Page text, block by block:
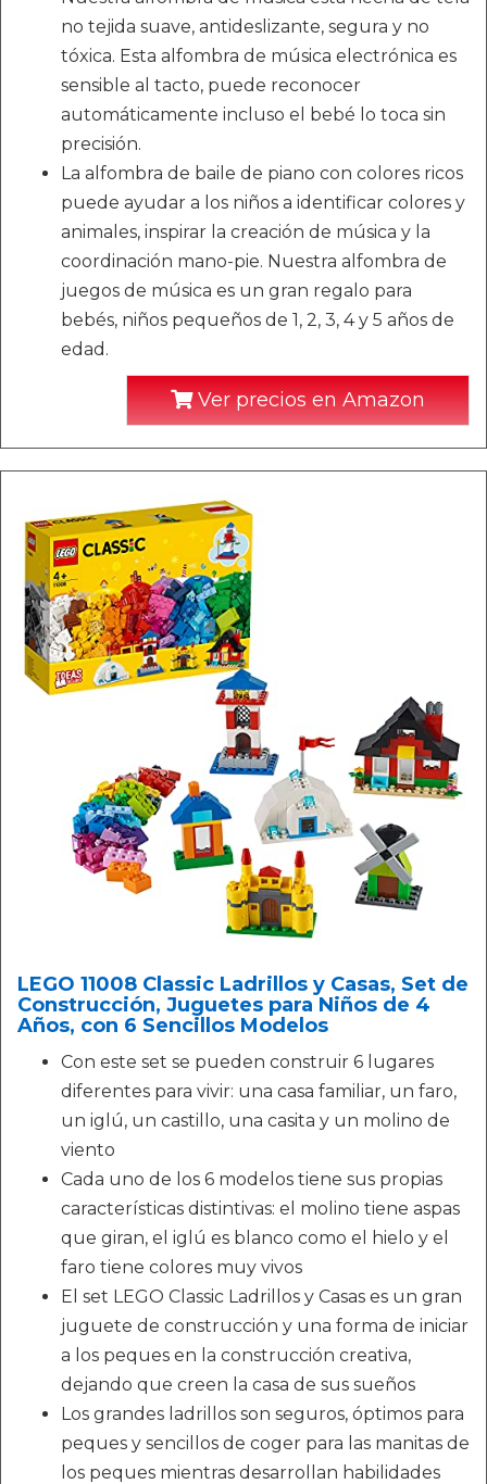
no tejida suave, antideslizante, segura y no
tóxica. Esta alfombra de música electrónica es
sensible al tacto, puede reconocer
automáticamente incluso el bebé lo toca sin
precisión.
La alfombra de baile de piano con colores ricos
puede ayudar a los niños a identificar colores y
animales, inspirar la creación de música y la
coordinación mano-pie. Nuestra alfombra de
juegos de música es un gran regalo para
bebés, niños pequeños de 1, 2, 3, 4 y 5 años de
edad.
Ver precios en Amazon
LEGO 11008 Classic Ladrillos y Casas, Set de
Construcción, Juguetes para Niños de 4
Años, con 6 Sencillos Modelos
Con este set se pueden construir 6 lugares
diferentes para vivir: una casa familiar, un faro,
un iglú, un castillo, una casita y un molino de
viento
Cada uno de los 6 modelos tiene sus propias
características distintivas: el molino tiene aspas
que giran, el iglú es blanco como el hielo y el
faro tiene colores muy vivos
El set LEGO Classic Ladrillos y Casas es un gran
juguete de construcción y una forma de iniciar
a los peques en la construcción creativa,
dejando que creen la casa de sus sueños
Los grandes ladrillos son seguros, óptimos para
peques y sencillos de coger para las manitas de
los peques mientras desarrollan habilidades